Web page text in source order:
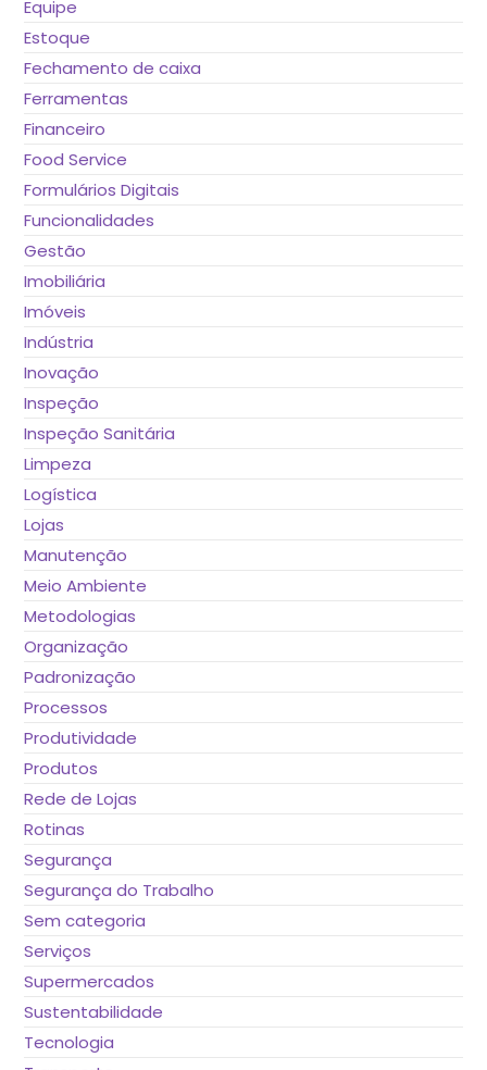
Equipe
Estoque
Fechamento de caixa
Ferramentas
Financeiro
Food Service
Formulários Digitais
Funcionalidades
Gestão
Imobiliária
Imóveis
Indústria
Inovação
Inspeção
Inspeção Sanitária
Limpeza
Logística
Lojas
Manutenção
Meio Ambiente
Metodologias
Organização
Padronização
Processos
Produtividade
Produtos
Rede de Lojas
Rotinas
Segurança
Segurança do Trabalho
Sem categoria
Serviços
Supermercados
Sustentabilidade
Tecnologia